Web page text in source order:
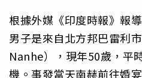
根據外媒《印度時報》報
男子是來自北方邦巴雷利
Nanhe），現年50歲，平
機。事發當天南赫前往婚